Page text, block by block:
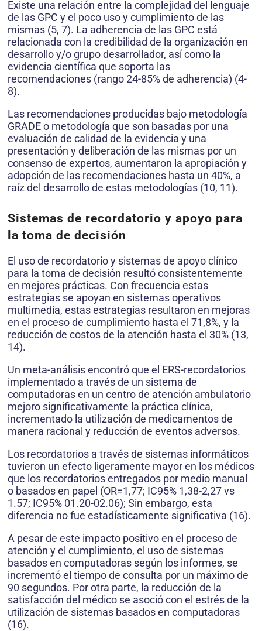
Existe una relación entre la complejidad del lenguaje
de las GPC y el poco uso y cumplimiento de las
mismas (5, 7). La adherencia de las GPC está
relacionada con la credibilidad de la organización en
desarrollo y/o grupo desarrollador, así como la
evidencia científica que soporta las
recomendaciones (rango 24-85% de adherencia) (4-
8).
Las recomendaciones producidas bajo metodología
GRADE o metodología que son basadas por una
evaluación de calidad de la evidencia y una
presentación y deliberación de las mismas por un
consenso de expertos, aumentaron la apropiación y
adopción de las recomendaciones hasta un 40%, a
raíz del desarrollo de estas metodologías (10, 11).
Sistemas de recordatorio y apoyo para
la toma de decisión
El uso de recordatorio y sistemas de apoyo clínico
para la toma de decisión resultó consistentemente
en mejores prácticas. Con frecuencia estas
estrategias se apoyan en sistemas operativos
multimedia, estas estrategias resultaron en mejoras
en el proceso de cumplimiento hasta el 71,8%, y la
reducción de costos de la atención hasta el 30% (13,
14).
Un meta-análisis encontró que el ERS-recordatorios
implementado a través de un sistema de
computadoras en un centro de atención ambulatorio
mejoro significativamente la práctica clínica,
incrementado la utilización de medicamentos de
manera racional y reducción de eventos adversos.
Los recordatorios a través de sistemas informáticos
tuvieron un efecto ligeramente mayor en los médicos
que los recordatorios entregados por medio manual
o basados en papel (OR=1,77; IC95% 1,38-2,27 vs
1.57; IC95% 01.20-02.06); Sin embargo, esta
diferencia no fue estadísticamente significativa (16).
A pesar de este impacto positivo en el proceso de
atención y el cumplimiento, el uso de sistemas
basados en computadoras según los informes, se
incrementó el tiempo de consulta por un máximo de
90 segundos. Por otra parte, la reducción de la
satisfacción del médico se asoció con el estrés de la
utilización de sistemas basados en computadoras
(16).